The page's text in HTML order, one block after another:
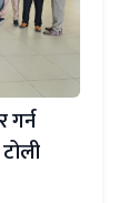
गर्न